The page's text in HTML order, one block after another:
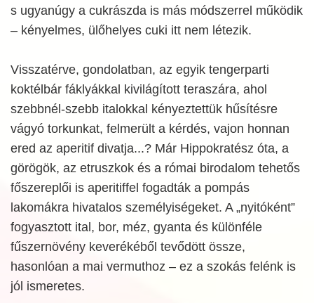
s ugyanúgy a cukrászda is más módszerrel működik
– kényelmes, ülőhelyes cuki itt nem létezik.
Visszatérve, gondolatban, az egyik tengerparti
koktélbár fáklyákkal kivilágított teraszára, ahol
szebbnél-szebb italokkal kényeztettük hűsítésre
vágyó torkunkat, felmerült a kérdés, vajon honnan
ered az aperitif divatja...? Már Hippokratész óta, a
görögök, az etruszkok és a római birodalom tehetős
főszereplői is aperitiffel fogadták a pompás
lakomákra hivatalos személyiségeket. A „nyitóként”
fogyasztott ital, bor, méz, gyanta és különféle
fűszernövény keverékéből tevődött össze,
hasonlóan a mai vermuthoz – ez a szokás felénk is
jól ismeretes.